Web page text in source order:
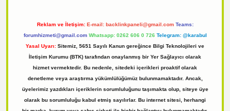
Reklam ve İletişim: E-mail: backlinkpaneli@gmail.com Teams:
forumhizmeti@gmail.com Whatsapp: 0262 606 0 726 Telegram: @karabul
Yasal Uyarı: Sitemiz, 5651 Sayılı Kanun gereğince Bilgi Teknolojileri ve
İletişim Kurumu (BTK) tarafından onaylanmış bir Yer Sağlayıcı olarak
hizmet vermektedir. Bu nedenle, sitedeki içerikleri proaktif olarak
denetleme veya araştırma yükümlülüğümüz bulunmamaktadır. Ancak,
üyelerimiz yazdıkları içeriklerin sorumluluğunu taşımakta olup, siteye üye
olarak bu sorumluluğu kabul etmiş sayılırlar. Bu internet sitesi, herhangi